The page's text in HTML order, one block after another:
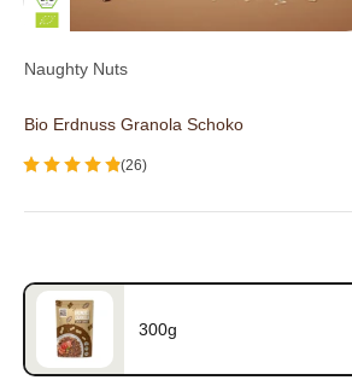
Naughty Nuts
Bio Erdnuss Granola Schoko
(26)
300g, 5,99 €, Grundpreis 19,97 €/kg
300g